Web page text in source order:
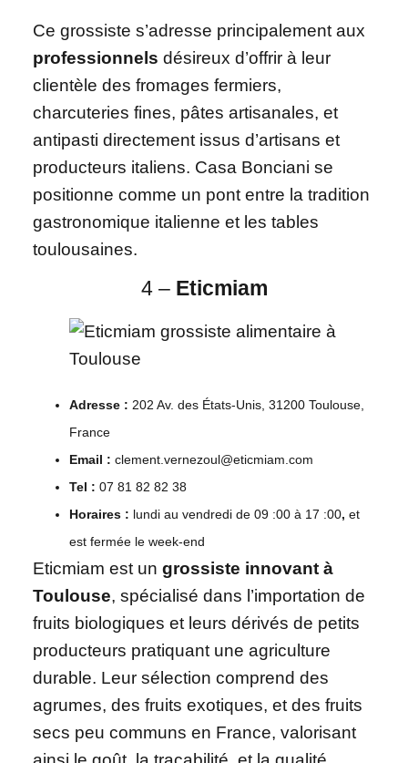
Ce grossiste s’adresse principalement aux
professionnels désireux d’offrir à leur
clientèle des fromages fermiers,
charcuteries fines, pâtes artisanales, et
antipasti directement issus d’artisans et
producteurs italiens. Casa Bonciani se
positionne comme un pont entre la tradition
gastronomique italienne et les tables
toulousaines.
4 – Eticmiam
Adresse : 202 Av. des États-Unis, 31200 Toulouse,
France
Email : clement.vernezoul@eticmiam.com
Tel : 07 81 82 82 38
Horaires : lundi au vendredi de 09 :00 à 17 :00, et
est fermée le week-end
Eticmiam est un grossiste innovant à
Toulouse, spécialisé dans l’importation de
fruits biologiques et leurs dérivés de petits
producteurs pratiquant une agriculture
durable. Leur sélection comprend des
agrumes, des fruits exotiques, et des fruits
secs peu communs en France, valorisant